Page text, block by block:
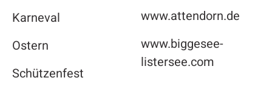
Karneval
Ostern
Schützenfest
www.attendorn.de
www.biggesee-
listersee.com